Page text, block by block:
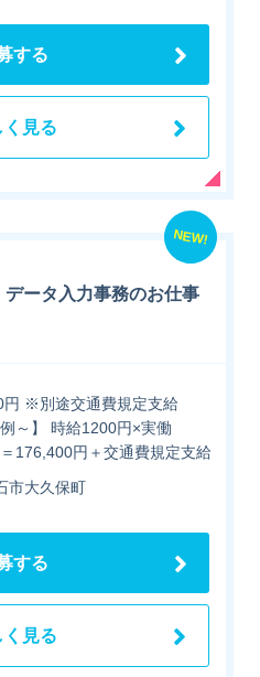
する
く見る
NEW!
データ入力事務のお仕事
円 ※別途交通費規定支給
例～】 時給1200円×実働
176,400円＋交通費規定支給
市大久保町
する
く見る